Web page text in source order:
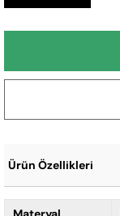
Ürün Özellikleri